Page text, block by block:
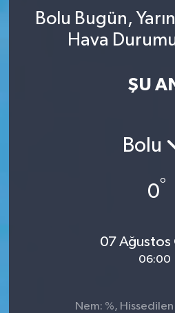
Bolu Bugün,
Hava
ŞU
Bolu
0°
07 Ağustos
06:00
Nem: %, Hissedilen
Güncel
Tarih - Kültür - Sanat -
Süper Lig Puan Durumu
Son Dakika Haberleri